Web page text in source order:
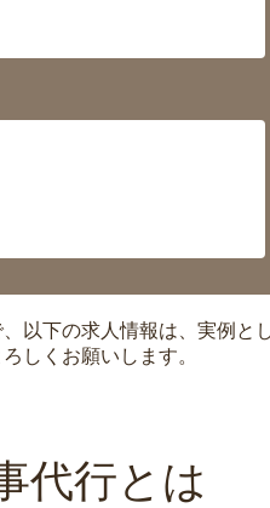
以下の求人情報は、実例と
しくお願いします。
代行とは